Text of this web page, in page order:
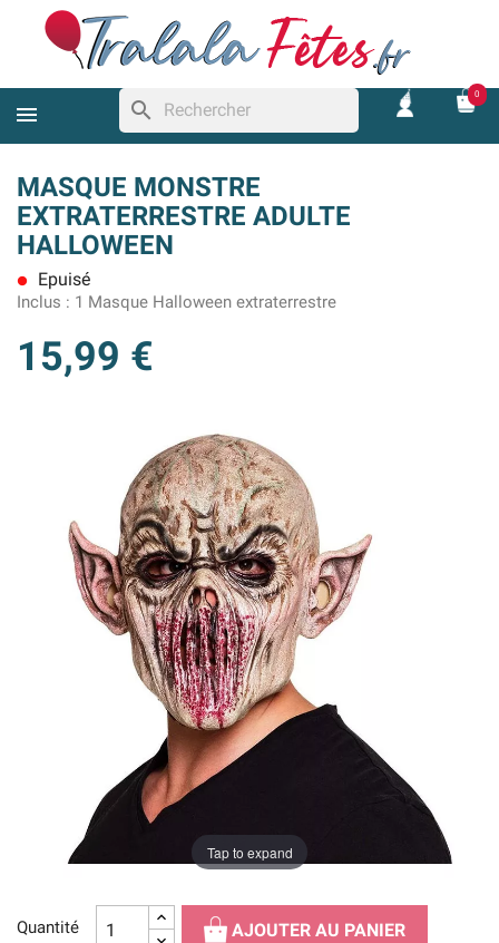
search
0
MASQUE MONSTRE
EXTRATERRESTRE ADULTE
HALLOWEEN
lens Epuisé
Inclus : 1 Masque Halloween extraterrestre
15,99 €
Tap to expand
Quantité AJOUTER AU PANIER